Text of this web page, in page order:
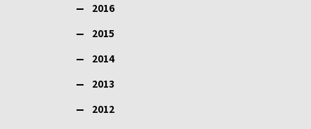
2016
2015
2014
2013
2012